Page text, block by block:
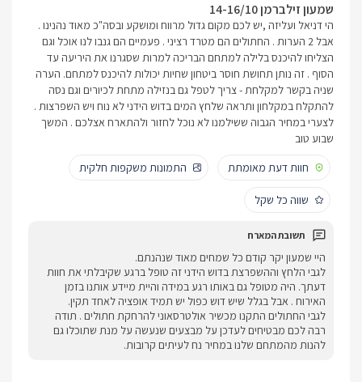
שמעון זילברמן 14-16/10
הי דניאל ועליזה ,יש לכם מקום גדול מרווח ומושקע ובסה"כ מאוד נהנינו .
אבל 2 הערות . החתולים הם מטרד רציני . פעמיים הם גנבו לנו אוכל וגם
הצליחו להיכנס בלילה למתחם הבריכה למרות שסגרנו את היריעה עד
הסוף . זה נותן תחושת חוסר ביטחון שחיות יכולות להיכנס למתחם. הערה
שניה בקשר למקלחת - צריך לטפל גם בנזילה מתחת לכיורים וגם נסה
להתקלח במקלחון ותראה שלחץ המים בדוש הידני לא נוח ויש השפרצות .
לצערי במחיר הגבוה ששילמנו לא נוכל לחזור ולהתארח אצלכם . המשך
שבוע טוב
חוות דעת מאומתת
התמונות משקפות חלקית
שווה כל שקל
היי שמעון יקר קודם כל שמחים מאוד שנהנתם.
לגבי הלחץ וההשפרצת בדוש הידני זה טופל ברגע שקיבלתי את חוות
דעתך. היה מטופל גם באותו רגע במידה והיית מיידע אותנו בזמן
האירוח . אבל בגלל שיש דוש כפול יש תמיד אופציה לאחד תקין.
לגבי החתולים התקנו מכשיר אולטרסאוני להרחקת חתולים . תודה
רבה לכם מבטיחים לעדכן על מבצעים שנעשה על מנת שתוכלו גם
להנות מהמתחם שלנו במחיר נח לעיתים קרובות.